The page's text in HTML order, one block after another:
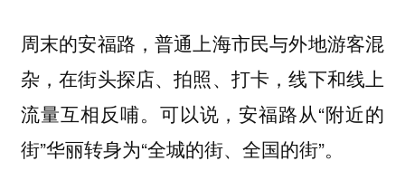
周末的安福路，普通上海市民与外地游客混
杂，在街头探店、拍照、打卡，线下和线上
流量互相反哺。可以说，安福路从“附近的
街”华丽转身为“全城的街、全国的街”。